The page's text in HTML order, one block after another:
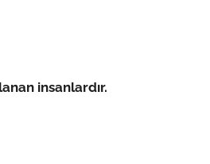
insanlardır.